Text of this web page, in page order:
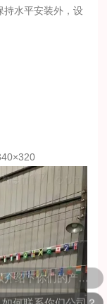
持水平安装外，设
可以介绍下你们的产品么？
如何联系你们公司？